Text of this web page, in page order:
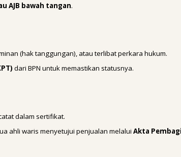
AJB bawah tangan.
(hak tanggungan), atau terlibat perkara hukum.
dari BPN untuk memastikan statusnya.
dalam sertifikat.
ahli waris menyetujui penjualan melalui Akta